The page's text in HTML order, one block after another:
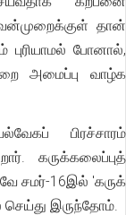
வன்முறைக்குள் தான்
போனால்,
அமைப்பு வாழ்க
பிரச்சாரம்
கருக்கலைப்புத்
சமர்-16இல் 'கருக்
செய்து இருந்தோம்.